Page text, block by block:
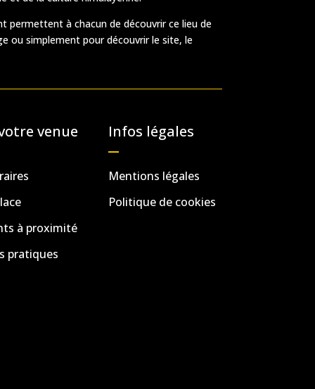
permettent à chacun de découvrir ce lieu de
ou simplement pour découvrir le site, le
venue
à proximité
pratiques
Infos légales
Mentions légales
Politique de cookies